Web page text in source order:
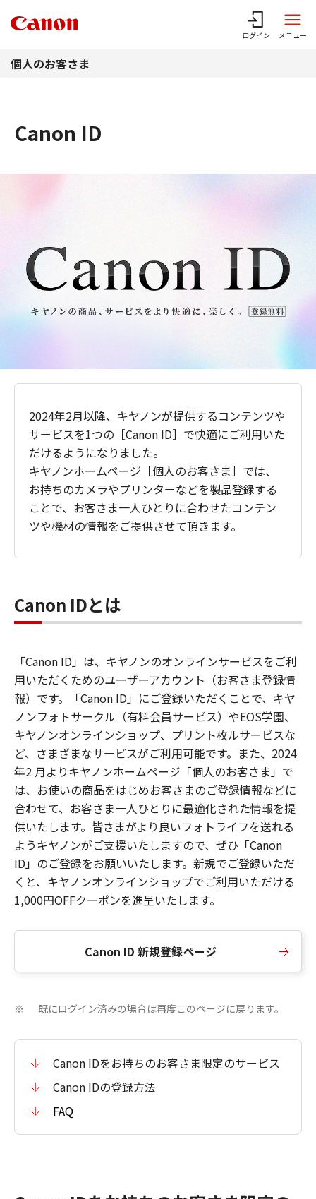
ログイン メニュー
個人のお客さま
Canon ID
2024年2月以降、キヤノンが提供するコンテンツや
サービスを1つの［Canon ID］で快適にご利用いた
だけるようになりました。
キヤノンホームページ［個人のお客さま］では、
お持ちのカメラやプリンターなどを製品登録する
ことで、お客さま一人ひとりに合わせたコンテン
ツや機材の情報をご提供させて頂きます。
Canon IDとは
「Canon ID」は、キヤノンのオンラインサービスをご利
用いただくためのユーザーアカウント（お客さま登録情
報）です。「Canon ID」にご登録いただくことで、キヤ
ノンフォトサークル（有料会員サービス）やEOS学園、
キヤノンオンラインショップ、プリント枚ルサービスな
ど、さまざまなサービスがご利用可能です。また、2024
年2 月よりキヤノンホームページ「個人のお客さま」で
は、お使いの商品をはじめお客さまのご登録情報などに
合わせて、お客さま一人ひとりに最適化された情報を提
供いたします。皆さまがより良いフォトライフを送れる
ようキヤノンがご支援いたしますので、ぜひ「Canon
ID」のご登録をお願いいたします。新規でご登録いただ
くと、キヤノンオンラインショップでご利用いただける
1,000円OFFクーポンを進呈いたします。
Canon ID 新規登録ページ
※ 既にログイン済みの場合は再度このページに戻ります。
Canon IDをお持ちのお客さま限定のサービス
Canon IDの登録方法
FAQ